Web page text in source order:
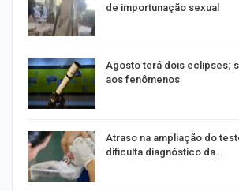
de importunação sexual
Agosto terá dois eclipses;
aos fenômenos
Atraso na ampliação do
dificulta diagnóstico da…